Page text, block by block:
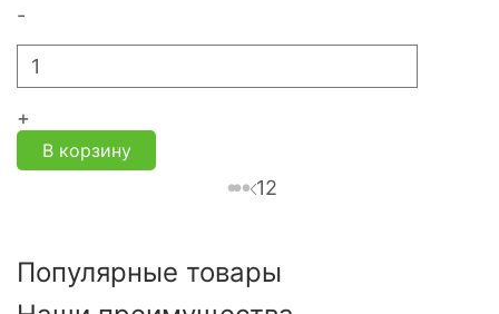
-
+
В корзину
12
Популярные товары